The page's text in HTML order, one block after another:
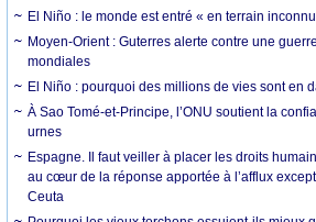
El Niño : le monde est entré « en terrain
Moyen-Orient : Guterres alerte contre une
mondiales
El Niño : pourquoi des millions de vies sont en
À Sao Tomé-et-Principe, l’ONU soutient la
urnes
Espagne. Il faut veiller à placer les droits
au cœur de la réponse apportée à l’afflux
Ceuta